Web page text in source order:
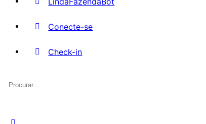
Conecte-se
Check-in